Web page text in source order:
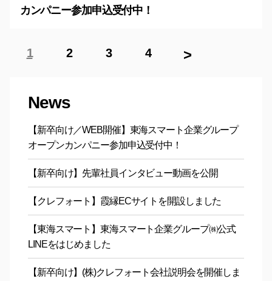
カンパニー参加申込受付中！
1 2 3 4 >
News
【新卒向け／WEB開催】東海スマート企業グループ
オープンカンパニー参加申込受付中！
【新卒向け】先輩社員インタビュー動画を公開
【クレフォート】霞縁ECサイトを開設しました
【東海スマート】東海スマート企業グループ㈱公式
LINEをはじめました
【新卒向け】(株)クレフォート会社説明会を開催しま